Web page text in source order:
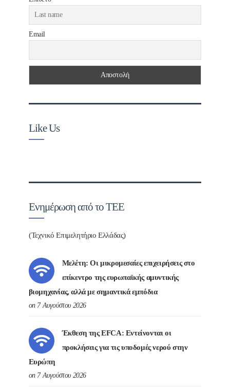
Email
Like Us
Ενημέρωση από το ΤΕΕ
(Τεχνικό Επιμελητήριο Ελλάδας)
Μελέτη: Οι μικρομεσαίες επιχειρήσεις στο
επίκεντρο της ευρωπαϊκής αμυντικής
βιομηχανίας, αλλά με σημαντικά εμπόδια
on 7 Αυγούστου 2026
Έκθεση της EFCA: Εντείνονται οι
προκλήσεις για τις υποδομές νερού στην
Ευρώπη
on 7 Αυγούστου 2026